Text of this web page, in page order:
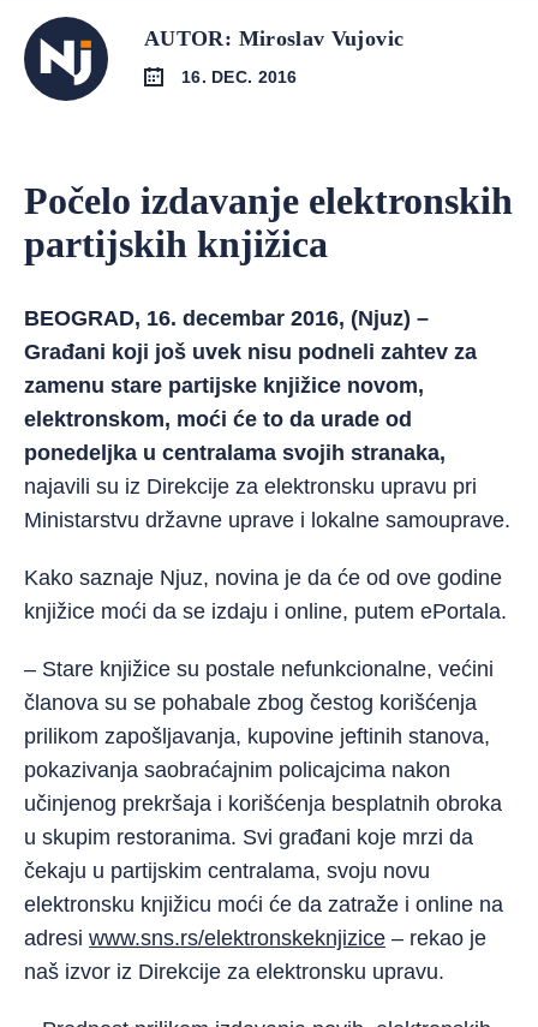
AUTOR: Miroslav Vujovic
16. DEC. 2016
Počelo izdavanje elektronskih
partijskih knjižica
BEOGRAD, 16. decembar 2016, (Njuz) –
Građani koji još uvek nisu podneli zahtev za
zamenu stare partijske knjižice novom,
elektronskom, moći će to da urade od
ponedeljka u centralama svojih stranaka,
najavili su iz Direkcije za elektronsku upravu pri
Ministarstvu državne uprave i lokalne samouprave.
Kako saznaje Njuz, novina je da će od ove godine
knjižice moći da se izdaju i online, putem ePortala.
– Stare knjižice su postale nefunkcionalne, većini
članova su se pohabale zbog čestog korišćenja
prilikom zapošljavanja, kupovine jeftinih stanova,
pokazivanja saobraćajnim policajcima nakon
učinjenog prekršaja i korišćenja besplatnih obroka
u skupim restoranima. Svi građani koje mrzi da
čekaju u partijskim centralama, svoju novu
elektronsku knjižicu moći će da zatraže i online na
adresi www.sns.rs/elektronskeknjizice – rekao je
naš izvor iz Direkcije za elektronsku upravu.